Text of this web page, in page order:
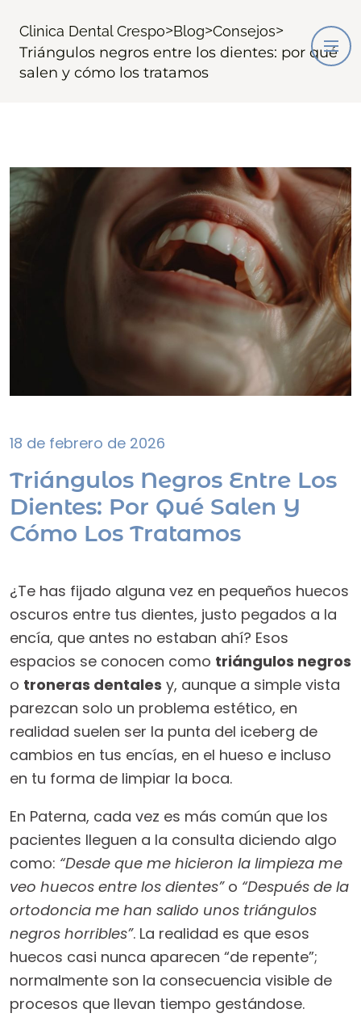
Clinica Dental Crespo>Blog>Consejos>
Triángulos negros entre los dientes: por qué
salen y cómo los tratamos
18 de febrero de 2026
Triángulos Negros Entre Los
Dientes: Por Qué Salen Y
Cómo Los Tratamos
¿Te has fijado alguna vez en pequeños huecos
oscuros entre tus dientes, justo pegados a la
encía, que antes no estaban ahí? Esos
espacios se conocen como triángulos negros
o troneras dentales y, aunque a simple vista
parezcan solo un problema estético, en
realidad suelen ser la punta del iceberg de
cambios en tus encías, en el hueso e incluso
en tu forma de limpiar la boca.
En Paterna, cada vez es más común que los
pacientes lleguen a la consulta diciendo algo
como: “Desde que me hicieron la limpieza me
veo huecos entre los dientes”o “Después de la
ortodoncia me han salido unos triángulos
negros horribles”. La realidad es que esos
huecos casi nunca aparecen “de repente”;
normalmente son la consecuencia visible de
procesos que llevan tiempo gestándose.